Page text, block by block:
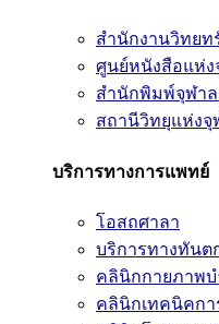
สำนักงานวิทยท
ศูนย์หนังสือแห่ง
สำนักพิมพ์จุฬา
สถานีวิทยุแห่งจุ
บริการทางการแพทย์
โอสถศาลา
บริการทางทันต
คลินิกกายภาพ
คลินิกเทคนิคก